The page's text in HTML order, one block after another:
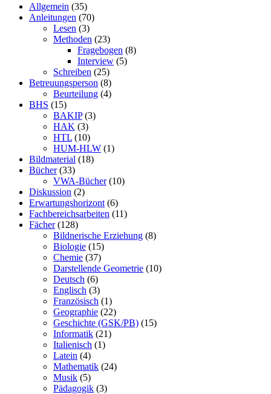
Allgemein (35)
Anleitungen (70)
Lesen (3)
Methoden (23)
Fragebogen (8)
Interview (5)
Schreiben (25)
Betreuungsperson (8)
Beurteilung (4)
BHS (15)
BAKIP(3)
HAK (3)
HTL (10)
HUM-HLW (1)
Bildmaterial (18)
Bücher(33)
VWA-Bücher(10)
Diskussion (2)
Erwartungshorizont (6)
Fachbereichsarbeiten (11)
Fächer(128)
Bildnerische Erziehung (8)
Biologie (15)
Chemie (37)
Darstellende Geometrie (10)
Deutsch (6)
Englisch (3)
Französisch (1)
Geographie (22)
Geschichte (GSK/PB) (15)
Informatik (21)
Italienisch (1)
Latein (4)
Mathematik (24)
Musik (5)
Pädagogik (3)